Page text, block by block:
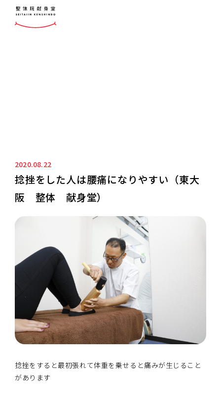
2020.08.22
捻挫をした人は腰痛になりやすい（東大
阪 整体 献身堂）
捻挫をすると最初張れて体重を乗せると痛みが生じること
があります